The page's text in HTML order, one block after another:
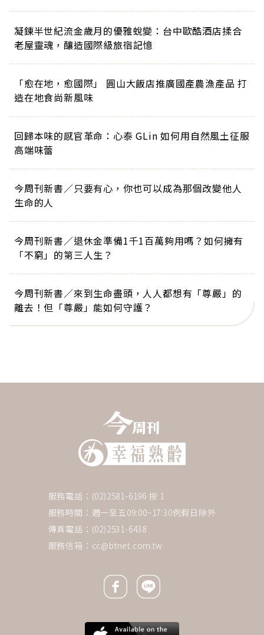
凝鍊半世紀流金歲月的優雅蛻變：台中歐酷酒店揉合
老屋靈魂，釀造國際級旅宿記憶
「愈在地，愈國際」 圓山大飯店推廣國產農漁產品 打
造在地食尚新風味
回歸本味的感官革命：心泰 GLin 如何用自然風土征服
高端味蕾
今周刊新書／只要有心，你也可以成為那個改變他人
生命的人
今周刊新書／退休金準備1千1百萬夠用嗎？如何擁有
「不窮」的第三人生？
今周刊新書／來到生命盡頭，人人都想有「尊嚴」的
離去！但「尊嚴」能如何守護？
服務電話：(02)2581-6196 按 1
服務時間：週一至五09:00~17:30例假日除外
傳真電話：(02)2531-6438
服務信箱： cc@btnet.com.tw
Facebook icon
Line icon